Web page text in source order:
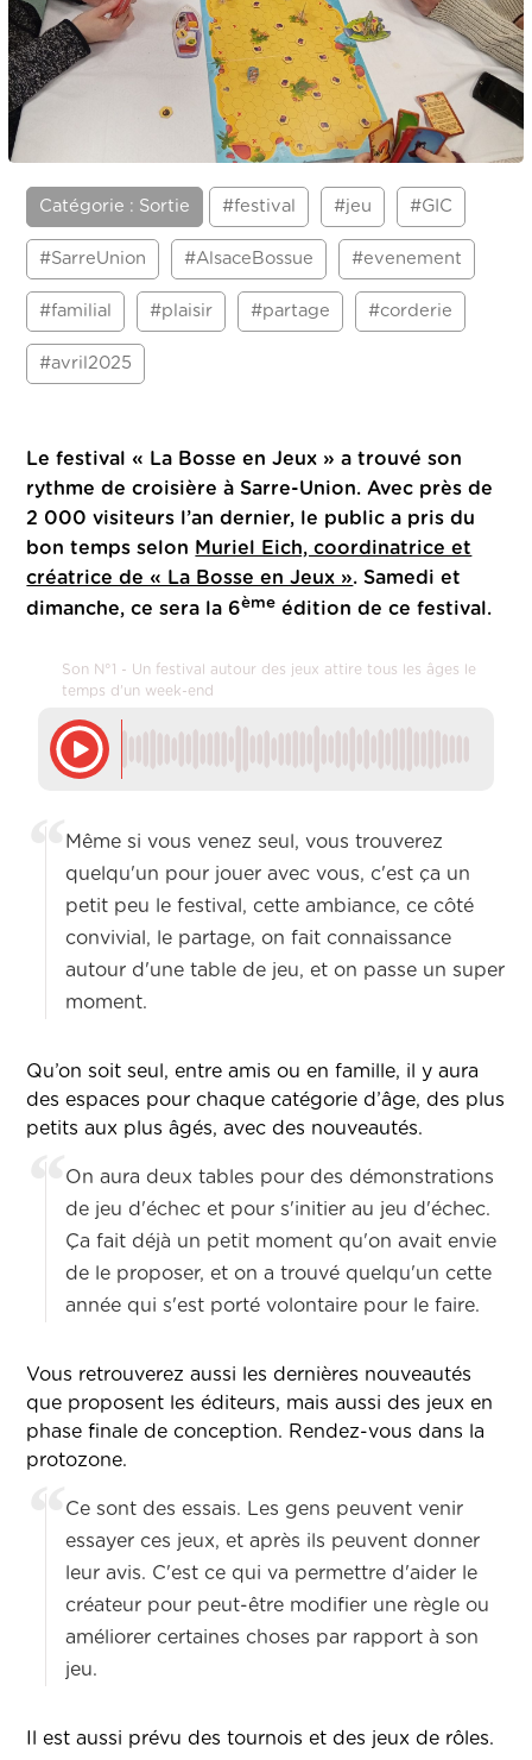
Catégorie : Sortie #festival #jeu #GIC
#SarreUnion #AlsaceBossue #evenement
#familial #plaisir #partage #corderie
#avril2025
Le festival « La Bosse en Jeux » a trouvé son
rythme de croisière à Sarre-Union.Avec près de
2 000 visiteurs l’an dernier, le public a pris du
bon temps selon Muriel Eich, coordinatrice et
créatrice de « La Bosse en Jeux ». Samedi et
dimanche, ce sera la 6ème édition de ce festival.
Son N°1 - Un festival autour des jeux attire tous les âges le
temps d'un week-end
Même si vous venez seul, vous trouverez
quelqu'un pour jouer avec vous, c'est ça un
petit peu le festival, cette ambiance, ce côté
convivial, le partage, on fait connaissance
autour d'une table de jeu, et on passe un super
moment.
Qu’on soit seul, entre amis ou en famille, il y aura
des espaces pour chaque catégorie d’âge, des plus
petits aux plus âgés, avec des nouveautés.
On aura deux tables pour des démonstrations
de jeu d'échec et pour s'initier au jeu d'échec.
Ça fait déjà un petit moment qu'on avait envie
de le proposer, et on a trouvé quelqu'un cette
année qui s'est porté volontaire pour le faire.
Vous retrouverez aussi les dernières nouveautés
que proposent les éditeurs, mais aussi des jeux en
phase finale de conception. Rendez-vous dans la
protozone.
Ce sont des essais. Les gens peuvent venir
essayer ces jeux, et après ils peuvent donner
leur avis. C'est ce qui va permettre d'aider le
créateur pour peut-être modifier une règle ou
améliorer certaines choses par rapport à son
jeu.
Il est aussi prévu des tournois et des jeux de rôles.